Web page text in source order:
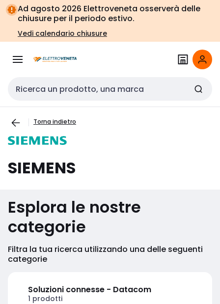
Vai alla
navigazione
Vai
alla
pagina
Ad agosto 2026 Elettroveneta osserverà delle
chiusure per il periodo estivo.
Vedi calendario chiusure
Cerca input
Torna indietro
SIEMENS
Esplora le nostre
categorie
Filtra la tua ricerca utilizzando una delle seguenti
categorie
Soluzioni connesse - Datacom
1 prodotti